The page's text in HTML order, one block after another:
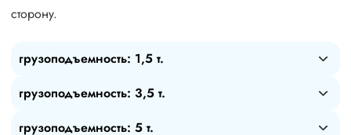
сторону.
грузоподъемность: 1,5 т.
грузоподъемность: 3,5 т.
грузоподъемность: 5 т.